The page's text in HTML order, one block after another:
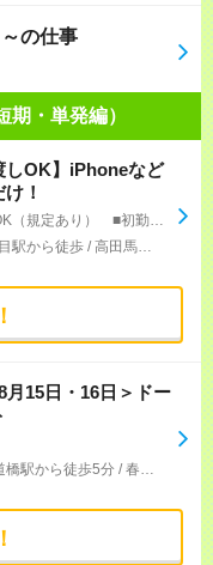
の仕事
・単発編）
しOK】iPhoneなど
！
■初勤務手当あり ※規定による
駅から徒歩 /高田馬場駅から徒歩
15日・16日＞ドー
橋駅から徒歩5分 /春日(東京都)駅から徒歩7分